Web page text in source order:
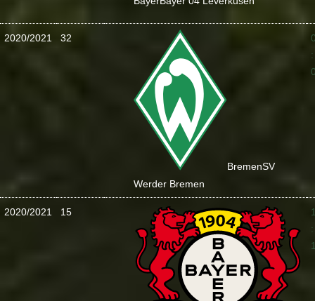
2020/2021 32
BremenSV
Werder Bremen
:
2020/2021 15
: